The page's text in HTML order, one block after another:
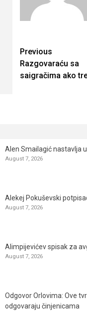
Continue
Reading
Previous
Razgovaraću sa
saigračima ako
Alen Smailagić nastavlja
August 7, 2026
Alekej Pokuševski
August 7, 2026
Alimpijevićev spisak za
August 7, 2026
Odgovor Orlovima: ​Ove
odgovaraju činjenicama